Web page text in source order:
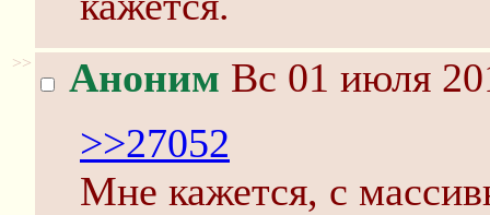
>> Аноним Вс 01 июля
>>27052
Мне кажется, с